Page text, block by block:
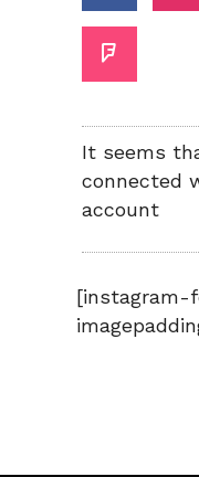
It seems
connected
account
[instagram-